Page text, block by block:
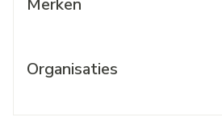
Merken
Organisaties